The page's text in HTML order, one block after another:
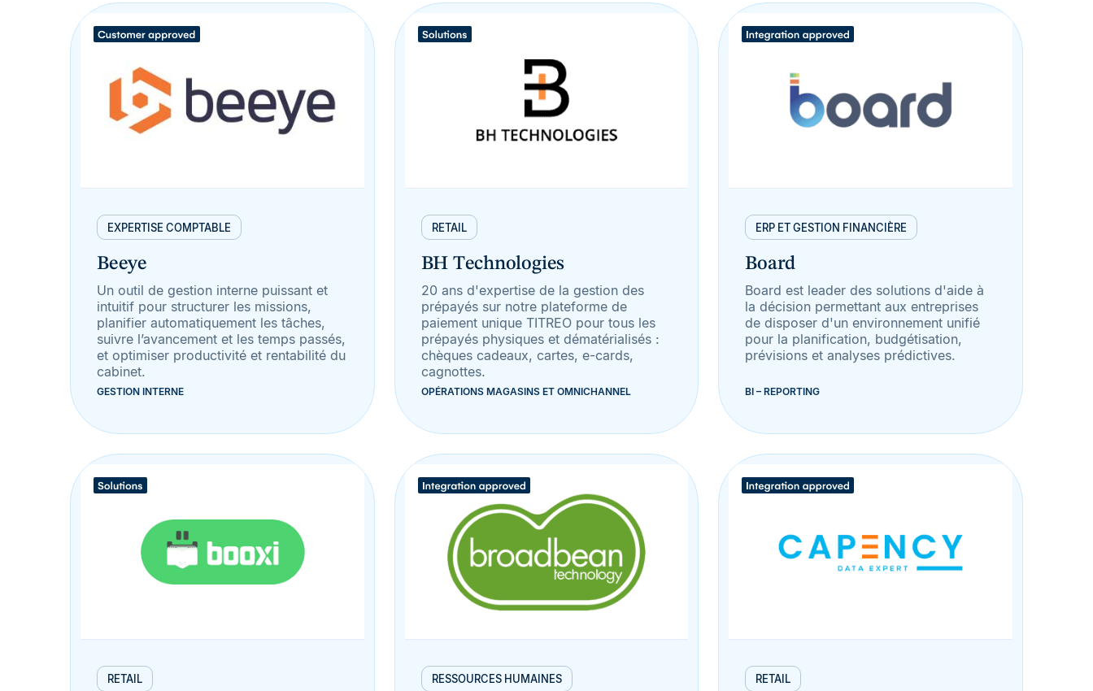
EXPERTISE COMPTABLE
Beeye
Un outil de gestion interne puissant et
intuitif pour structurer les missions,
planifier automatiquement les tâches,
suivre l’avancement et les temps passés,
et optimiser productivité et rentabilité du
cabinet.
GESTION INTERNE
RETAIL
BH Technologies
20 ans d'expertise de la gestion des
prépayés sur notre plateforme de
paiement unique TITREO pour tous les
prépayés physiques et dématérialisés :
chèques cadeaux, cartes, e-cards,
cagnottes.
OPÉRATIONS MAGASINS ET OMNICHANNEL
ERP ET GESTION FINANCIÈRE
Board
Board est leader des solutions d'aide à
la décision permettant aux entreprises
de disposer d'un environnement unifié
pour la planification, budgétisation,
prévisions et analyses prédictives.
BI – REPORTING
RETAIL RESSOURCES HUMAINES RETAIL